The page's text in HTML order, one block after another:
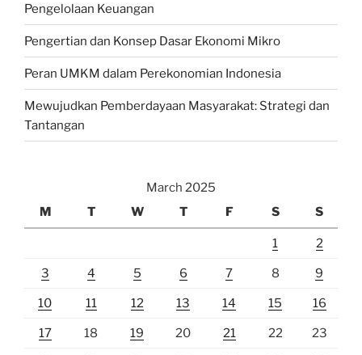
Pengelolaan Keuangan
Pengertian dan Konsep Dasar Ekonomi Mikro
Peran UMKM dalam Perekonomian Indonesia
Mewujudkan Pemberdayaan Masyarakat: Strategi dan
Tantangan
March 2025
M
T W T F S S
1 2
3 4 5 6 7 8 9
10 11 12 13 14 15 16
17 18 19 20 21 22 23